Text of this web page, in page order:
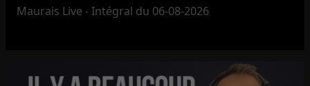
Maurais Live - Intégral du 06-08-2026